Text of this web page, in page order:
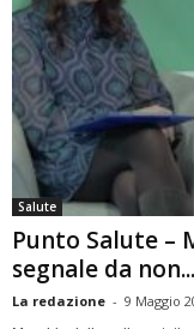
Salute
Punto Salute –
segnale da non...
La redazione - 9 Maggio